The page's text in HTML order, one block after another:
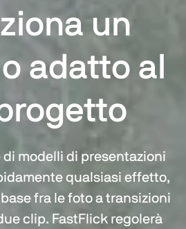
un
adatto al
modelli di presentazioni
qualsiasi effetto,
fra le foto a transizioni
clip. FastFlick regolerà